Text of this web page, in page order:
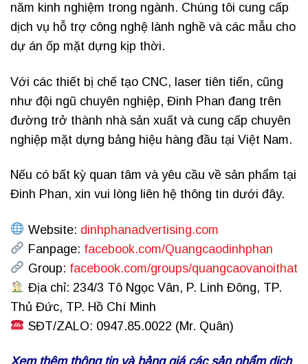
năm kinh nghiệm trong ngành. Chúng tôi cung cấp
dịch vụ hỗ trợ công nghệ lành nghề và các mẫu cho
dự án ốp mặt dựng kịp thời.
Với các thiết bị chế tạo CNC, laser tiên tiến, cũng
như đội ngũ chuyên nghiệp, Đinh Phan đang trên
đường trở thành nhà sản xuất và cung cấp chuyên
nghiệp mặt dựng bảng hiệu hàng đầu tại Việt Nam.
Nếu có bất kỳ quan tâm và yêu cầu về sản phẩm tại
Đinh Phan, xin vui lòng liên hệ thông tin dưới đây.
Website: dinhphanadvertising.com
Fanpage: facebook.com/Quangcaodinhphan
Group: facebook.com/groups/quangcaovanoithat
Địa chỉ: 234/3 Tô Ngọc Vân, P. Linh Đông, TP.
Thủ Đức, TP. Hồ Chí Minh
SĐT/ZALO: 0947.85.0022 (Mr. Quân)
Xem thêm thông tin và bảng giá các sản phẩm dịch